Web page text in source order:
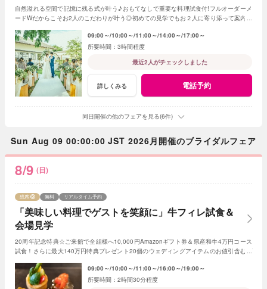
自然溢れる空間で記憶に残る式が叶う♪おもてなしで重要な料理試食付!フルオーダーメ
ードWだからこそお2人のこだわりが叶う◎初めての見学でもお２人に寄り添って案内さ
09:00～ 10:00～ 11:00～ 14:00～ 17:00～
3時間程度
最近2人がチェックしました
詳しくみる 電話予約
同日開催の他のフェアを見る(6件)
Sun Aug 09 00:00:00 JST 2026月開催のブライダルフェア
8/9 (日)
「美味しい料理でゲストを笑顔に」牛フィレ試食＆
会場見学
残席 無料 リアルタイム予約
20周年記念特典☆ご来館で全組様へ10,000円Amazonギフト券＆県産和牛4万円コース
試食！さらに最大140万円特典プレゼント20個のウェディングアイテムのお値引含むプ
09:00～ 10:00～ 11:00～ 16:00～ 19:00～
2時間30分程度